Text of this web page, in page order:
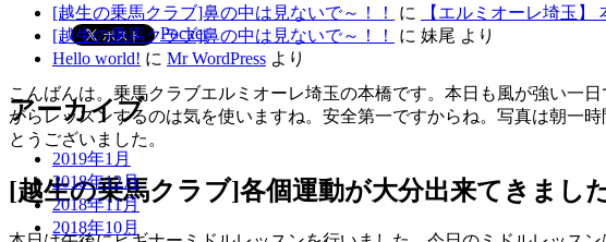
[越生の乗馬クラブ]鼻の中は見ないで～！！
に 【エルミオーレ埼玉】
[越生の乗馬クラブ]鼻の中は見ないで～！！
に 妹尾 より
Hello world! に Mr WordPress より
アーカイブ
2019年1月
2018年12月
2018年11月
2018年10月
Pocket
こんばんは。乗馬クラブエルミオーレ埼玉の本橋です。本日も風が強い一
がらレッスンするのは気を使いますね。安全第一ですからね。写真は朝一
とうございました。
[越生の乗馬クラブ]各個運動が大分出来てきまし